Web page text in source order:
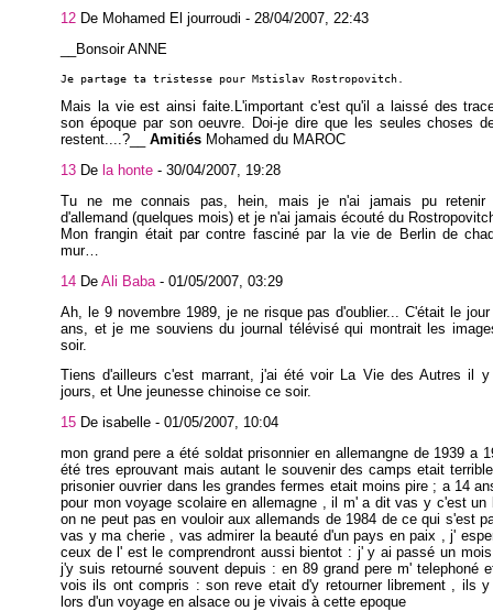
12 De Mohamed El jourroudi - 28/04/2007, 22:43
__Bonsoir ANNE
Je partage ta tristesse pour Mstislav Rostropovitch.
Mais la vie est ainsi faite.L'important c'est qu'il a laissé des
son époque par son oeuvre. Doi-je dire que les seules choses
restent....?__ Amitiés Mohamed du MAROC
13 De la honte - 30/04/2007, 19:28
Tu ne me connais pas, hein, mais je n'ai jamais pu retenir
d'allemand (quelques mois) et je n'ai jamais écouté du
Mon frangin était par contre fasciné par la vie de Berlin de
mur…
14 De Ali Baba - 01/05/2007, 03:29
Ah, le 9 novembre 1989, je ne risque pas d'oublier... C'était le
ans, et je me souviens du journal télévisé qui montrait les
soir.
Tiens d'ailleurs c'est marrant, j'ai été voir La Vie des Autres il y
jours, et Une jeunesse chinoise ce soir.
15 De isabelle - 01/05/2007, 10:04
mon grand pere a été soldat prisonnier en allemangne de 1939 a
été tres eprouvant mais autant le souvenir des camps etait
prisonier ouvrier dans les grandes fermes etait moins pire ; a 14
pour mon voyage scolaire en allemagne , il m' a dit vas y c'est un
on ne peut pas en vouloir aux allemands de 1984 de ce qui s'est
vas y ma cherie , vas admirer la beauté d'un pays en paix , j'
ceux de l' est le comprendront aussi bientot : j' y ai passé un
j'y suis retourné souvent depuis : en 89 grand pere m' telephoné
vois ils ont compris : son reve etait d'y retourner librement , ils
lors d'un voyage en alsace ou je vivais à cette epoque